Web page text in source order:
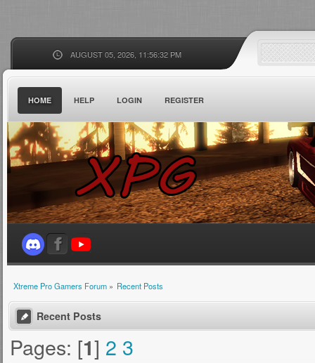
AUGUST 05, 2026, 11:56:32 PM
HOME HELP LOGIN REGISTER
Xtreme Pro Gamers Forum» Recent Posts
Recent Posts
Pages: [1] 2 3